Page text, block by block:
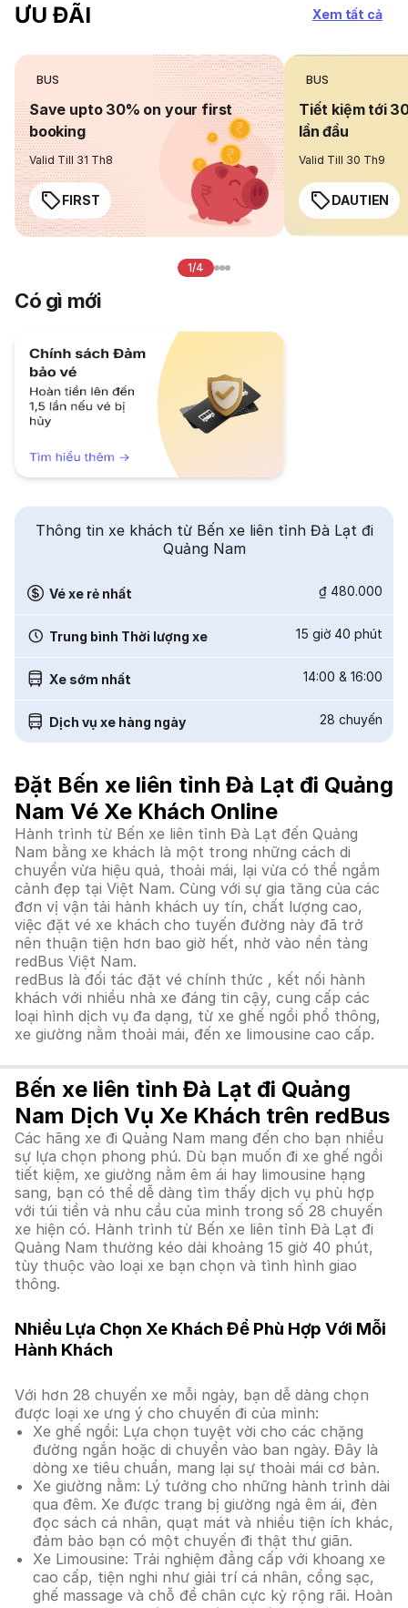
ƯU ĐÃI Xem tất cả
BUS
Save upto 30% on your first
booking
Valid Till 31 Th8
FIRST
BUS
Tiết kiệm tới
lần đầu
Valid Till 30 Th9
DAUTIEN
1/4
Có gì mới
Thông tin xe khách từ Bến xe liên tỉnh Đà Lạt đi
Quảng Nam
Vé xe rẻ nhất ₫ 480.000
Trung bình Thời lượng xe 15 giờ 40 phút
Xe sớm nhất 14:00 & 16:00
Dịch vụ xe hàng ngày 28 chuyến
Đặt Bến xe liên tỉnh Đà Lạt đi Quảng
Nam Vé Xe Khách Online
Hành trình từ Bến xe liên tỉnh Đà Lạt đến Quảng
Nam bằng xe khách là một trong những cách di
chuyển vừa hiệu quả, thoải mái, lại vừa có thể ngắm
cảnh đẹp tại Việt Nam. Cùng với sự gia tăng của các
đơn vị vận tải hành khách uy tín, chất lượng cao,
việc đặt vé xe khách cho tuyến đường này đã trở
nên thuận tiện hơn bao giờ hết, nhờ vào nền tảng
redBus Việt Nam.
redBus là đối tác đặt vé chính thức , kết nối hành
khách với nhiều nhà xe đáng tin cậy, cung cấp các
loại hình dịch vụ đa dạng, từ xe ghế ngồi phổ thông,
xe giường nằm thoải mái, đến xe limousine cao cấp.
Bến xe liên tỉnh Đà Lạt đi Quảng
Nam Dịch Vụ Xe Khách trên redBus
Các hãng xe đi Quảng Nam mang đến cho bạn nhiều
sự lựa chọn phong phú. Dù bạn muốn đi xe ghế ngồi
tiết kiệm, xe giường nằm êm ái hay limousine hạng
sang, bạn có thể dễ dàng tìm thấy dịch vụ phù hợp
với túi tiền và nhu cầu của mình trong số 28 chuyến
xe hiện có. Hành trình từ Bến xe liên tỉnh Đà Lạt đi
Quảng Nam thường kéo dài khoảng 15 giờ 40 phút,
tùy thuộc vào loại xe bạn chọn và tình hình giao
thông.
Nhiều Lựa Chọn Xe Khách Để Phù Hợp Với Mỗi
Hành Khách
Với hơn 28 chuyến xe mỗi ngày, bạn dễ dàng chọn
được loại xe ưng ý cho chuyến đi của mình:
Xe ghế ngồi: Lựa chọn tuyệt vời cho các chặng
đường ngắn hoặc di chuyển vào ban ngày. Đây là
dòng xe tiêu chuẩn, mang lại sự thoải mái cơ bản.
Xe giường nằm: Lý tưởng cho những hành trình dài
qua đêm. Xe được trang bị giường ngả êm ái, đèn
đọc sách cá nhân, quạt mát và nhiều tiện ích khác,
đảm bảo bạn có một chuyến đi thật thư giãn.
Xe Limousine: Trải nghiệm đẳng cấp với khoang xe
cao cấp, tiện nghi như giải trí cá nhân, cổng sạc,
ghế massage và chỗ để chân cực kỳ rộng rãi. Hoàn